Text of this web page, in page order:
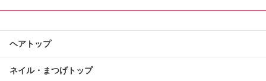
ヘアトップ
ネイル・まつげトップ